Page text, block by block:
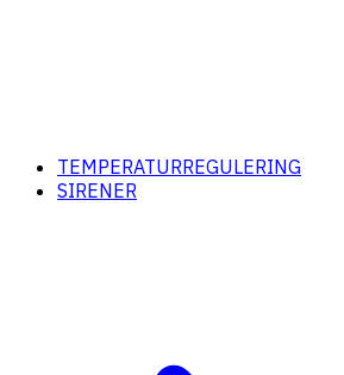
TEMPERATURREGULERING
SIRENER